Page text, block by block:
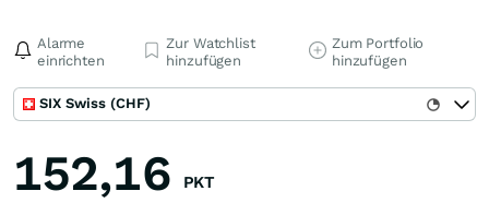
Alarme
einrichten
Zur Watchlist
hinzufügen
Zum Portfolio
hinzufügen
SIX Swiss (CHF)
152,16 PKT